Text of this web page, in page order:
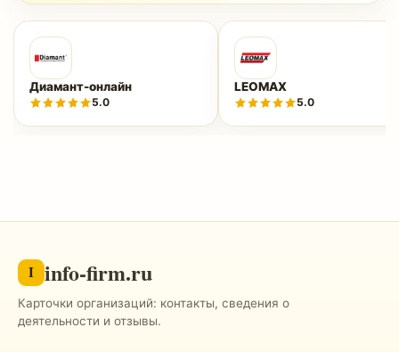
Диамант-онлайн
5.0
LEOMAX
5.0
I info-firm.ru
Карточки организаций: контакты, сведения о
деятельности и отзывы.